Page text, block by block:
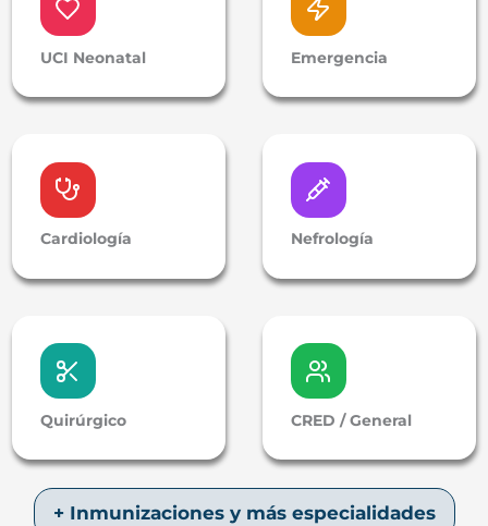
UCI Neonatal Emergencia
Cardiología Nefrología
Quirúrgico CRED / General
+ Inmunizaciones y más especialidades